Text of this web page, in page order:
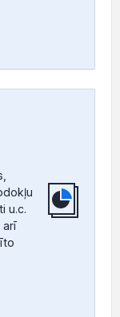
u.c.
arī